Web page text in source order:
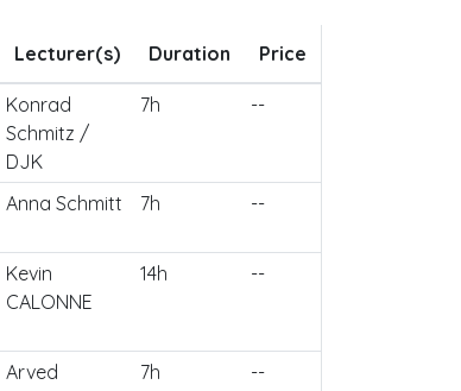
Lecturer(s) Duration Price
Konrad
Schmitz /
DJK
7h --
Anna Schmitt 7h --
Kevin
CALONNE
14h --
Arved
7h --